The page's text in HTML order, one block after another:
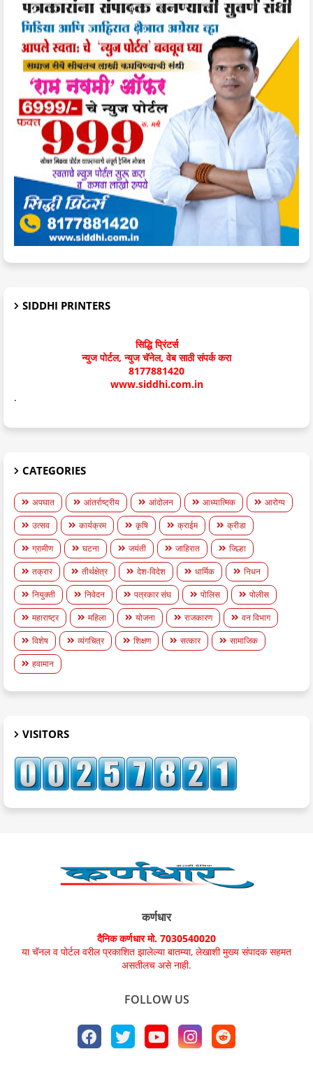
SIDDHI PRINTERS
सिद्धि प्रिंटर्स
न्युज पोर्टल, न्युज चॅनेल, वेब साठी संपर्क करा
8177881420
www.siddhi.com.in
.
CATEGORIES
अपघात आंतर्राष्ट्रीय आंदोलन आध्यात्मिक
आरोग्य
उत्सव
कार्यक्रम कृषि क्राईम
क्रीडा
ग्रामीण
घटना जयंती जाहिरात
जिल्हा
तक्रार
तीर्थक्षेत्र देश-विदेश धार्मिक
निधन
नियुक्ती
निवेदन पत्रकार संघ पोलिस
पोलीस
महाराष्ट्र
महिला योजना राजकारण
वन विभाग
विशेष
व्यंगचित्र शिक्षण सत्कार
सामाजिक
हवामान
VISITORS
कर्णधार
दैनिक कर्णधार मो. 7030540020
या चॅनल व पोर्टल वरील प्रकाशित झालेल्या बातम्या, लेखाशी मुख्य संपादक सहमत
असतीलच असे नाही.
FOLLOW US